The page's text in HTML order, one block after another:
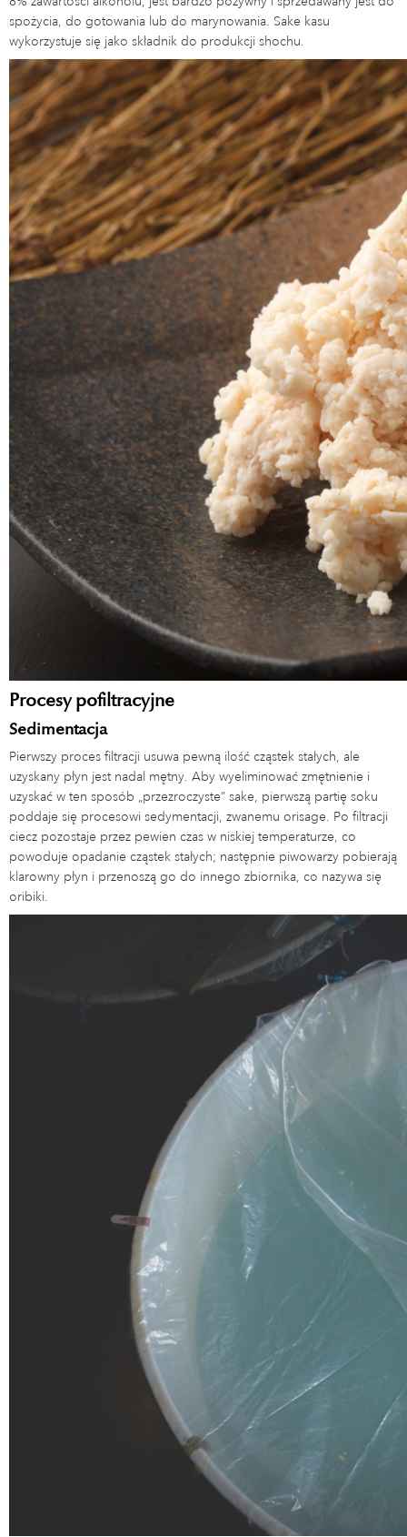
spożycia, do gotowania lub do marynowania. Sake kasu
wykorzystuje się jako składnik do produkcji shochu.
Procesy pofiltracyjne
Sedimentacja
Pierwszy proces filtracji usuwa pewną ilość cząstek stałych, ale
uzyskany płyn jest nadal mętny. Aby wyeliminować zmętnienie i
uzyskać w ten sposób „przezroczyste” sake, pierwszą partię soku
poddaje się procesowi sedymentacji, zwanemu orisage. Po filtracji
ciecz pozostaje przez pewien czas w niskiej temperaturze, co
powoduje opadanie cząstek stałych; następnie piwowarzy pobierają
klarowny płyn i przenoszą go do innego zbiornika, co nazywa się
oribiki.